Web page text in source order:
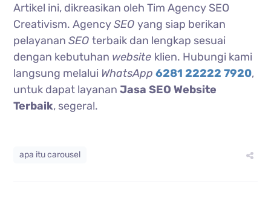
Artikel ini, dikreasikan oleh Tim Agency SEO
Creativism. AgencySEOyang siap berikan
pelayananSEOterbaik dan lengkap sesuai
dengan kebutuhan website klien. Hubungi kami
langsung melalui WhatsApp 6281 22222 7920,
untuk dapat layananJasa SEO Website
Terbaik, segera!.
apa itu carousel